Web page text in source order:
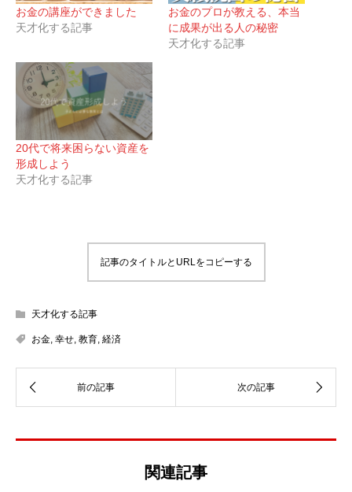
お金の講座ができました
天才化する記事
お金のプロが教える、本当
に成果が出る人の秘密
天才化する記事
20代で将来困らない資産を
形成しよう
天才化する記事
記事のタイトルとURLをコピーする
天才化する記事
お金, 幸せ, 教育, 経済
関連記事